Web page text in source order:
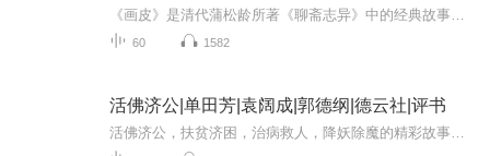
60 1582
活佛济公|单田芳|袁阔成|郭德纲|德云社|评书